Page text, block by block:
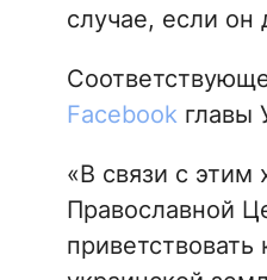
случае, если он
Facebook главы
«В связи с этим
Православной